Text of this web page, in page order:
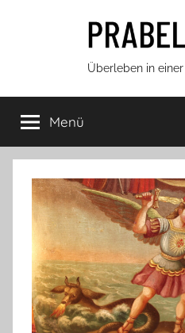
Prabels
Blog
Überleben in
Menü